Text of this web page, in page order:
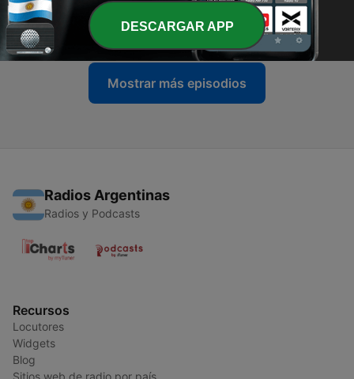
27 - Le meilleur de la semaine de Camille Combal
27 mar. 2026
Mostrar más episodios
Radios Argentinas
Radios y Podcasts
Recursos
Locutores
Widgets
Blog
DESCARGAR APP